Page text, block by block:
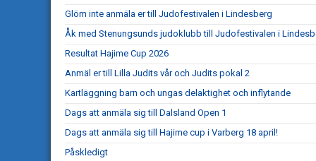
Glöm inte anmäla er till Judofestivalen i Lindesberg
Åk med Stenungsunds judoklubb till Judofestivalen i
Resultat Hajime Cup 2026
Anmäl er till Lilla Judits vår och Judits pokal 2
Kartläggning barn och ungas delaktighet och inflytande
Dags att anmäla sig till Dalsland Open 1
Dags att anmäla sig till Hajime cup i Varberg 18 april!
Påskledigt